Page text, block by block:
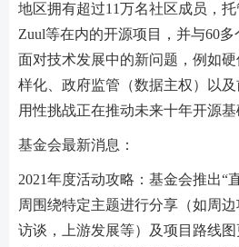
地区拥有超过11万名社区成员，托
Zuul等在内的开源项目，并与60
面对技术发展中的新问题，例如
样化、政府监管（数据主权）以
用性挑战正在推动未来十年开源基
基金会最新消息：
2021年度活动攻略：基金会推出“
周围绕特定主题进行分享（如周
访谈，上游发展等）及项目路线